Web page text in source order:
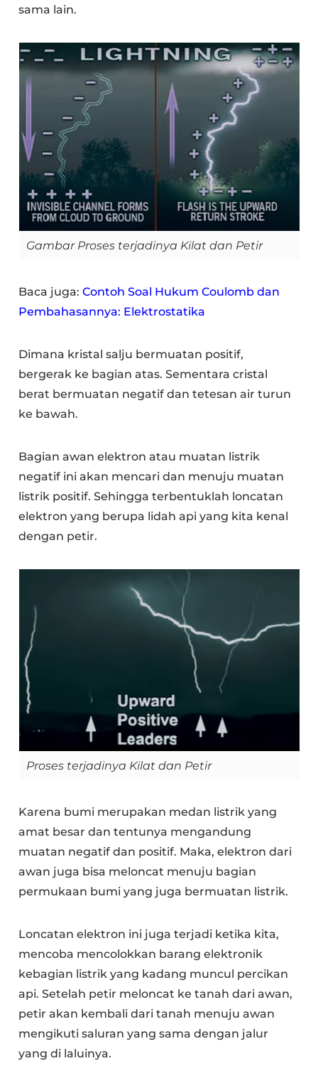
sama lain.
Gambar Proses terjadinya Kilat dan Petir
Baca juga:Contoh Soal Hukum Coulomb dan
Pembahasannya: Elektrostatika
Dimana kristal salju bermuatan positif,
bergerak ke bagian atas. Sementara cristal
berat bermuatan negatif dan tetesan air turun
ke bawah.
Bagian awan elektron atau muatan listrik
negatif ini akan mencari dan menuju muatan
listrik positif. Sehingga terbentuklah loncatan
elektron yang berupa lidah api yang kita kenal
dengan petir.
Proses terjadinya Kilat dan Petir
Karena bumi merupakan medan listrik yang
amat besar dan tentunya mengandung
muatan negatif dan positif. Maka, elektron dari
awan juga bisa meloncat menuju bagian
permukaan bumi yang juga bermuatan listrik.
Loncatan elektron ini juga terjadi ketika kita,
mencoba mencolokkan barang elektronik
kebagian listrik yang kadang muncul percikan
api. Setelah petir meloncat ke tanah dari awan,
petir akan kembali dari tanah menuju awan
mengikuti saluran yang sama dengan jalur
yang di laluinya.